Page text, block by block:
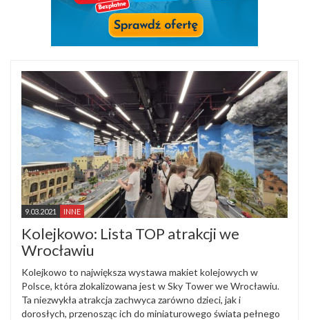
9.03.2021 INNE
Kolejkowo: Lista TOP atrakcji we
Wrocławiu
Kolejkowo to największa wystawa makiet kolejowych w
Polsce, która zlokalizowana jest w Sky Tower we Wrocławiu.
Ta niezwykła atrakcja zachwyca zarówno dzieci, jak i
dorosłych, przenosząc ich do miniaturowego świata pełnego